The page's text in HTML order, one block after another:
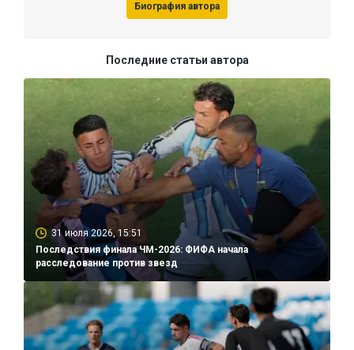
Биография автора
Последние статьи автора
31 июля 2026, 15:51
Последствия финала ЧМ-2026: ФИФА начала
расследование против звезд